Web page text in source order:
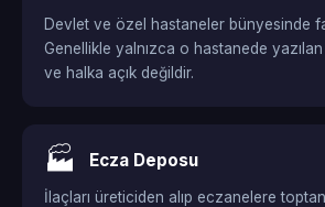
Devlet ve özel hastaneler bünyesinde
Genellikle yalnızca o hastanede
ve halka açık değildir.
🏭 Ecza Deposu
İlaçları üreticiden alıp eczanelere